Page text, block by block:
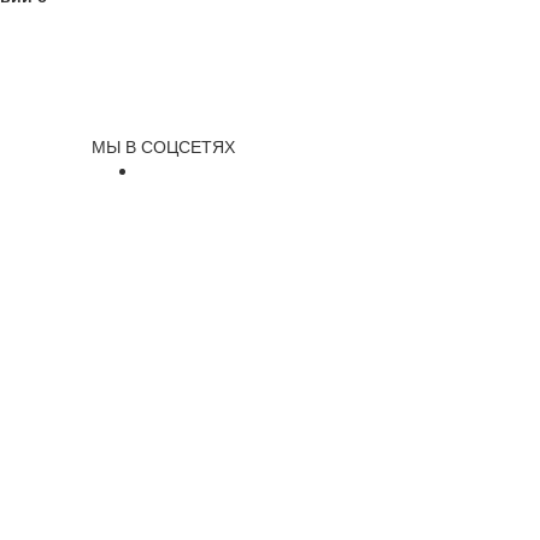
МЫ В СОЦСЕТЯХ